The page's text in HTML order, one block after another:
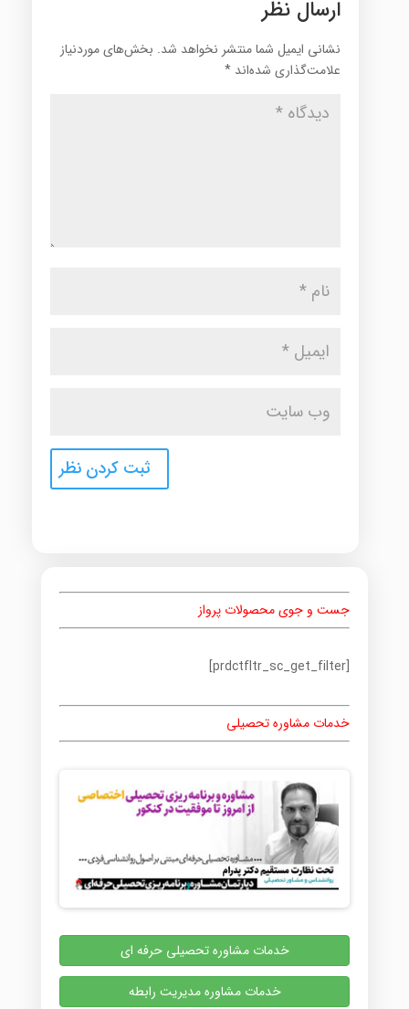
ارسال نظر
نشانی ایمیل شما منتشر نخواهد شد. بخش‌های موردنیاز
علامت‌گذاری شده‌اند *
جست و جوی محصولات پرواز
[prdctfltr_sc_get_filter]
خدمات مشاوره تحصیلی
خدمات مشاوره تحصیلی حرفه ای
خدمات مشاوره مدیریت رابطه